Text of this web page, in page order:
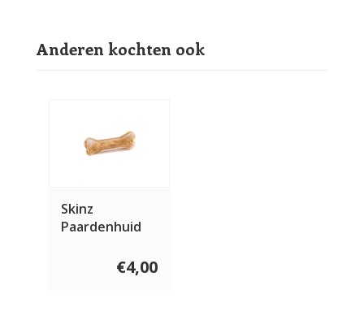
Anderen kochten ook
Skinz
Paardenhuid
€4,00